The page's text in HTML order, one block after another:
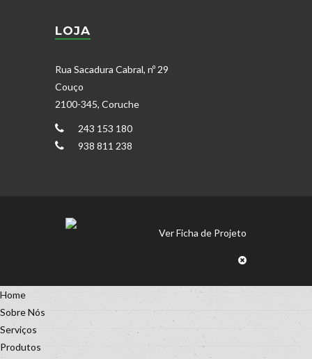
LOJA
Rua Sacadura Cabral, nº 29
Couço
2100-345, Coruche
243 153 180
938 811 238
Ver Ficha de Projeto
Home
Sobre Nós
Serviços
Produtos